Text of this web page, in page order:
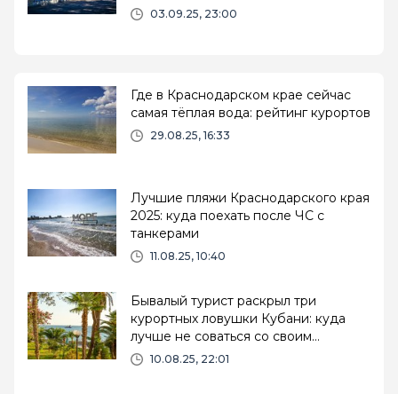
03.09.25, 23:00
Где в Краснодарском крае сейчас
самая тёплая вода: рейтинг курортов
29.08.25, 16:33
Лучшие пляжи Краснодарского края
2025: куда поехать после ЧС с
танкерами
11.08.25, 10:40
Бывалый турист раскрыл три
курортных ловушки Кубани: куда
лучше не соваться со своим
чемоданом
10.08.25, 22:01